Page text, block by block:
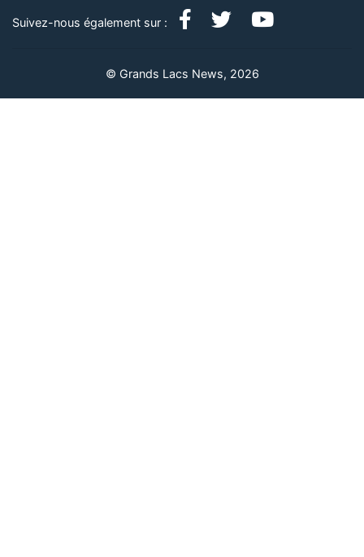
Suivez-nous également sur :
© Grands Lacs News, 2026